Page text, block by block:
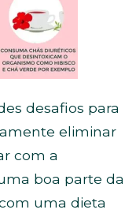
desafios para
eliminar
com a
boa parte da
uma dieta